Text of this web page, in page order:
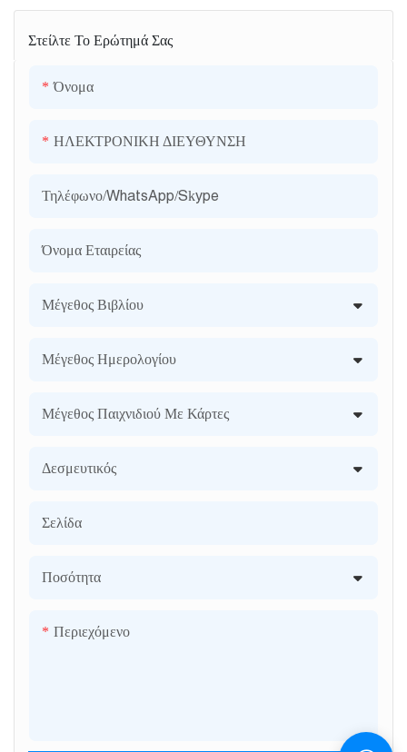
Στείλτε Το Ερώτημά Σας
Όνομα
ΗΛΕΚΤΡΟΝΙΚΗ ΔΙΕΥΘΥΝΣΗ
Τηλέφωνο/WhatsApp/Skype
Όνομα Εταιρείας
Μέγεθος Βιβλίου
Μέγεθος Ημερολογίου
Μέγεθος Παιχνιδιού Με Κάρτες
Δεσμευτικός
Σελίδα
Ποσότητα
Περιεχόμενο